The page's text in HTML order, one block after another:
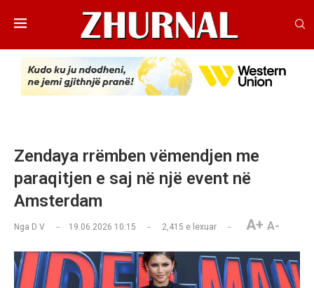
Zendaya rrëmben vëmendjen me
paraqitjen e saj në një event në
Amsterdam
Nga D V 19.06.2026 10:15 2,415 e lexuar A+ A-